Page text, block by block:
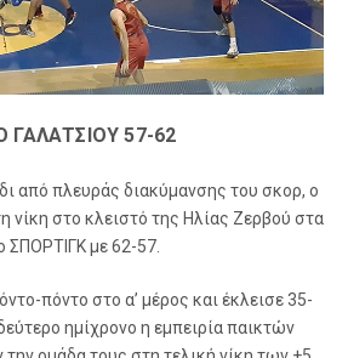
ΓΑΛΑΤΣΙΟΥ 57-62
από πλευράς διακύμανσης του σκορ, ο
στο κλειστό της Ηλίας Ζερβού στα
ΣΠΟΡΤΙΓΚ με 62-57.
πόντο στο α’ μέρος και έκλεισε 35-
ημίχρονο η εμπειρία παικτών